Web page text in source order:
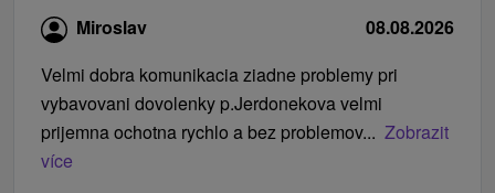
Miroslav
08.08.2026
Velmi dobra komunikacia ziadne problemy pri
vybavovani dovolenky p.Jerdonekova velmi
prijemna ochotna rychlo a bez problemov... Zobrazit
více